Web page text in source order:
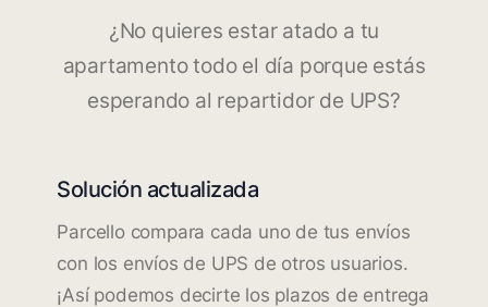
¿No quieres estar atado a tu
apartamento todo el día porque estás
esperando al repartidor de UPS?
Solución actualizada
Parcello compara cada uno de tus envíos
con los envíos de UPS de otros usuarios.
¡Así podemos decirte los plazos de entrega